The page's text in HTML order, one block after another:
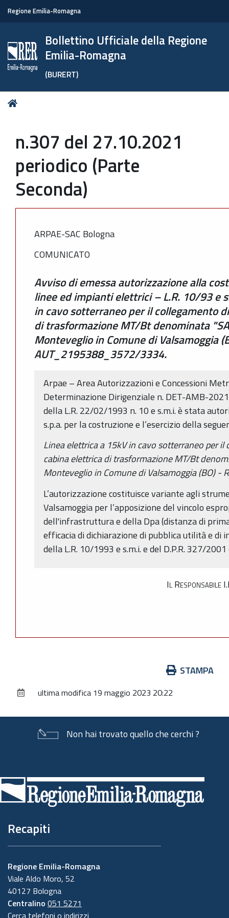
Regione Emilia-Romagna
Bollettino Ufficiale della Regione
Emilia-Romagna
(BURERT)
Tu
n.307 del 27.10.2021
periodico (Parte
Seconda)
ARPAE-SAC Bologna
COMUNICATO
Avviso di emessa autorizzazione alla
linee ed impianti elettrici – L.R. 10/93 e
in cavo sotterraneo per il collegamento
di trasformazione MT/Bt denominata
Monteveglio in Comune di Valsamoggia
AUT_2195388_3572/3334.
Arpae – Area Autorizzazioni e Concessioni
Determinazione Dirigenziale n. DET-AMB-
della L.R. 22/02/1993 n. 10 e s.m.i. è stata
s.p.a. per la costruzione e l’esercizio della
Linea elettrica a 15kV in cavo sotterraneo per
cabina elettrica di trasformazione MT/Bt
Monteveglio in Comune di Valsamoggia (BO)
L’autorizzazione costituisce variante agli
Valsamoggia per l’apposizione del vincolo
dell'infrastruttura e della Dpa (distanza di
efficacia di dichiarazione di pubblica utilità e di
della L.R. 10/1993 e s.m.i. e del D.P.R. 327/2001
Il Responsabile
documento
STAMPA
ultima modifica 19 maggio 2023 20:22
Non hai trovato quello che cerchi ?
di
pagina
Recapiti
Regione Emilia-Romagna
Viale Aldo Moro, 52
40127 Bologna
Centralino 051 5271
Cerca telefoni o indirizzi